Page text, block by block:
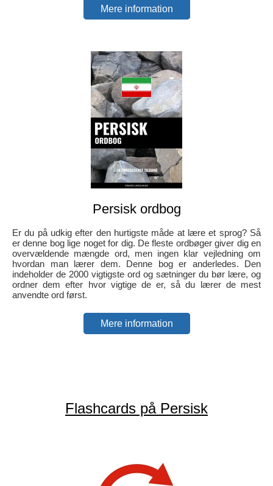
Mere information
Persisk ordbog
Er du på udkig efter den hurtigste måde at lære et sprog? Så
er denne bog lige noget for dig. De fleste ordbøger giver dig en
overvældende mængde ord, men ingen klar vejledning om
hvordan man lærer dem. Denne bog er anderledes. Den
indeholder de 2000 vigtigste ord og sætninger du bør lære, og
ordner dem efter hvor vigtige de er, så du lærer de mest
anvendte ord først.
Mere information
Flashcards på Persisk